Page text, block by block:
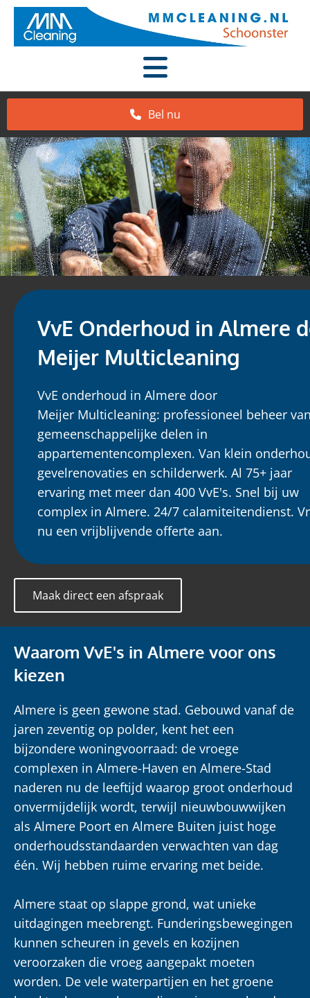
Bel nu
VvE Onderhoud in Almere
Meijer Multicleaning
VvE onderhoud in Almere door
Meijer Multicleaning: professioneel beheer
gemeenschappelijke delen in
appartementencomplexen. Van klein
gevelrenovaties en schilderwerk. Al 75+ jaar
ervaring met meer dan 400 VvE's. Snel bij uw
complex in Almere. 24/7 calamiteitendienst.
nu een vrijblijvende offerte aan.
Maak direct een afspraak
Waarom VvE's in Almere voor ons
kiezen
Almere is geen gewone stad. Gebouwd vanaf de
jaren zeventig op polder, kent het een
bijzondere woningvoorraad: de vroege
complexen in Almere-Haven en Almere-Stad
naderen nu de leeftijd waarop groot onderhoud
onvermijdelijk wordt, terwijl nieuwbouwwijken
als Almere Poort en Almere Buiten juist hoge
onderhoudsstandaarden verwachten van dag
één. Wij hebben ruime ervaring met beide.
Almere staat op slappe grond, wat unieke
uitdagingen meebrengt. Funderingsbewegingen
kunnen scheuren in gevels en kozijnen
veroorzaken die vroeg aangepakt moeten
worden. De vele waterpartijen en het groene